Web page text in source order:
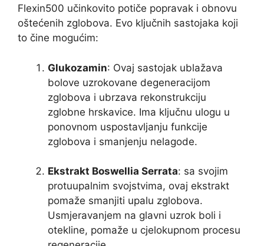
Flexin500 učinkovito potiče popravak i obnovu
oštećenih zglobova. Evo ključnih sastojaka koji
to čine mogućim:
Glukozamin: Ovaj sastojak ublažava
bolove uzrokovane degeneracijom
zglobova i ubrzava rekonstrukciju
zglobne hrskavice. Ima ključnu ulogu u
ponovnom uspostavljanju funkcije
zglobova i smanjenju nelagode.
Ekstrakt Boswellia Serrata: sa svojim
protuupalnim svojstvima, ovaj ekstrakt
pomaže smanjiti upalu zglobova.
Usmjeravanjem na glavni uzrok boli i
otekline, pomaže u cjelokupnom procesu